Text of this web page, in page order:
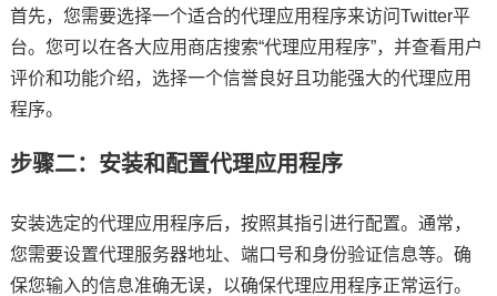
首先，您需要选择一个适合的代理应用程序来访问Twitter平
台。您可以在各大应用商店搜索“代理应用程序”，并查看用户
评价和功能介绍，选择一个信誉良好且功能强大的代理应用
程序。
步骤二：安装和配置代理应用程序
安装选定的代理应用程序后，按照其指引进行配置。通常，
您需要设置代理服务器地址、端口号和身份验证信息等。确
保您输入的信息准确无误，以确保代理应用程序正常运行。